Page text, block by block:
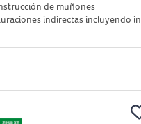
de muñones
indirectas incluyendo